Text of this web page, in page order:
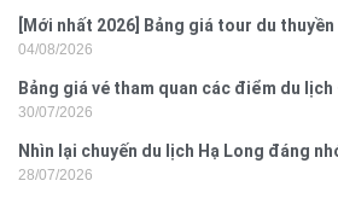
[Mới nhất 2026] Bảng giá tour du
6 sao
04/08/2026
Bảng giá vé tham quan các điểm du
nhật 2026
30/07/2026
Nhìn lại chuyến du lịch Hạ Long đáng
Tân Hưng 2026
28/07/2026